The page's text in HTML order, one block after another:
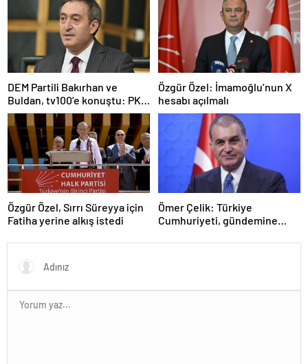
DEM Partili Bakırhan ve
Buldan, tv100’e konuştu: PKK
ne zaman kendini feshedecek
Özgür Özel: İmamoğlu’nun X
hesabı açılmalı
Özgür Özel, Sırrı Süreyya için
Fatiha yerine alkış istedi
Ömer Çelik: Türkiye
Cumhuriyeti, gündemine